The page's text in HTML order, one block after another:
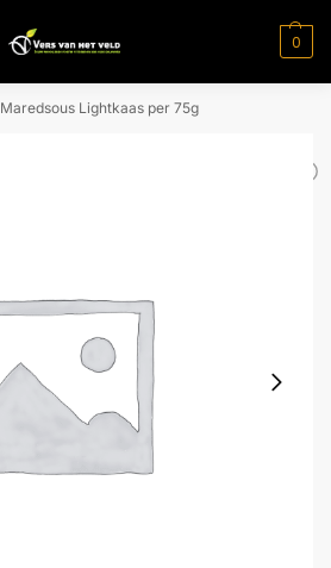
0
Maredsous Lightkaas per 75g